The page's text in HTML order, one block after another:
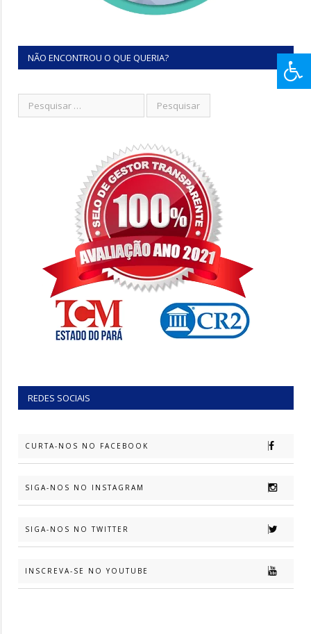
NÃO ENCONTROU O QUE QUERIA?
REDES SOCIAIS
CURTA-NOS NO FACEBOOK
SIGA-NOS NO INSTAGRAM
SIGA-NOS NO TWITTER
INSCREVA-SE NO YOUTUBE